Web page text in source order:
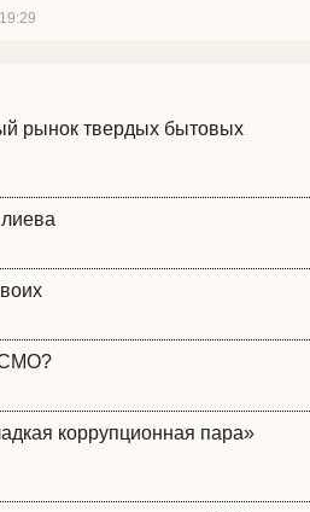
рынок твердых бытовых
коррупционная пара»